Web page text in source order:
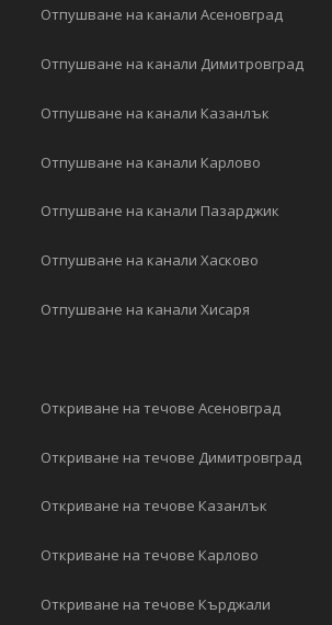
Отпушване на канали Асеновград
Отпушване на канали Димитровград
Отпушване на канали Казанлък
Отпушване на канали Карлово
Отпушване на канали Пазарджик
Отпушване на канали Хасково
Отпушване на канали Хисаря
Откриване на течове Асеновград
Откриване на течове Димитровград
Откриване на течове Казанлък
Откриване на течове Карлово
Откриване на течове Кърджали